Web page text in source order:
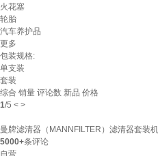
火花塞
轮胎
汽车养护品
更多
包装规格:
单支装
套装
综合 销量 评论数 新品 价格
1/5 < >
曼牌滤清器（MANNFILTER）滤清器套装
5000+条评论
自营